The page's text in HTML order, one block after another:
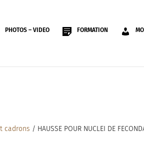
PHOTOS – VIDEO FORMATION
cadrons / HAUSSE POUR NUCLEI DE